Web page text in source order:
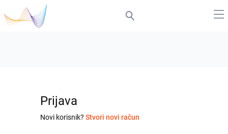
Prijava
Novi korisnik? Stvori novi račun